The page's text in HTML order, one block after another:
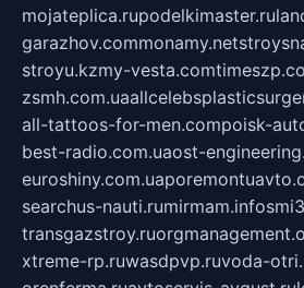
mojateplica.rupodelkimaster.ru
garazhov.commonamy.net
stroyu.kzmy-vesta.com
zsmh.com.ua
all-tattoos-for-men.compoisk-
best-radio.com.uaost-
euroshiny.com.ua
searchus-nauti.rumirmam.info
transgazstroy.ru
xtreme-rp.ruwasdpvp.ruvoda-